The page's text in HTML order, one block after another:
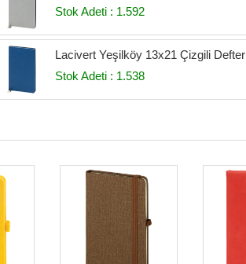
Stok Adeti : 1.592
Lacivert Yeşilköy 13x21 Çizgili Defter
Stok Adeti : 1.538